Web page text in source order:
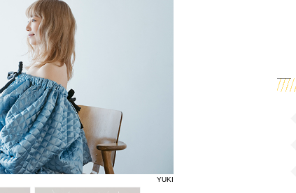
YUKI